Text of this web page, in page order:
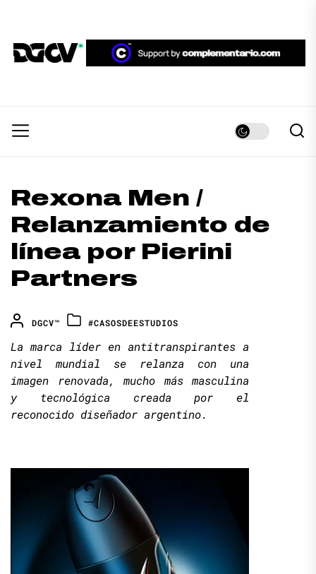
the
content
DGCV™
Rexona Men /
Relanzamiento de
línea por Pierini
Partners
DGCV™ #CASOSDEESTUDIOS
La marca líder en antitranspirantes a
nivel mundial se relanza con una
imagen renovada, mucho más masculina
y tecnológica creada por el
reconocido diseñador argentino.